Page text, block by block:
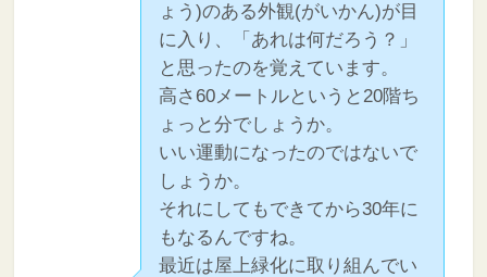
ょう)のある外観(がいかん)が目
に入り、「あれは何だろう？」
と思ったのを覚えています。
高さ60メートルというと20階ち
ょっと分でしょうか。
いい運動になったのではないで
しょうか。
それにしてもできてから30年に
もなるんですね。
最近は屋上緑化に取り組んでい